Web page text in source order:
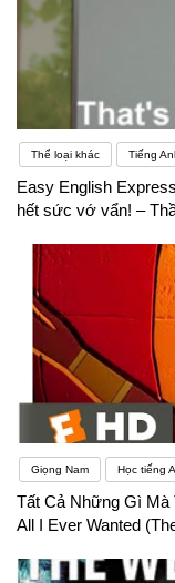
Thể loại khác Tiếng
Easy English
hết sức vớ vẩn! –
Giọng Nam Học tiếng
Tất Cả Những Gì Mà
All I Ever Wanted